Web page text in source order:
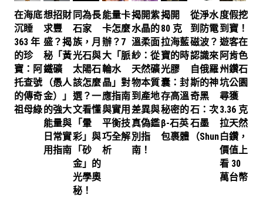
在海底
沉睡
363 年
的珍
寶：阿
托查號
的傳奇
祖母綠
想招財
求豐
盛？揭
秘「黃
鐵礦
（愚人
金）」
的強大
能量與
日常實
用指南
同為長
石家
族，月
光石與
太陽石
該怎麼
選？一
文看懂
「暈
彩」與
「砂
金」的
光學奧
秘！
能量卡
卡怎麼
辦？7
大「脈
輪水
晶」對
應指南
與實用
平衡技
巧全解
析
揭開紫
水晶的
溫柔面
紗：從
天然礦
物本質
到產地
差異與
真偽鑑
別指
南！
揭開
80 克
拉海藍
寶的時
光膠
囊：封
存高溫
秘密的
β-石英
包裹體
從淨水
到防電
磁波？
認識來
自俄羅
斯的神
奇黑
石：次
石墨
（Shungite）
度假挖
到寶！
遊客在
阿肯色
州鑽石
坑公園
尋獲
3.36 克
拉天然
白鑽，
價值上
看 30
萬台幣